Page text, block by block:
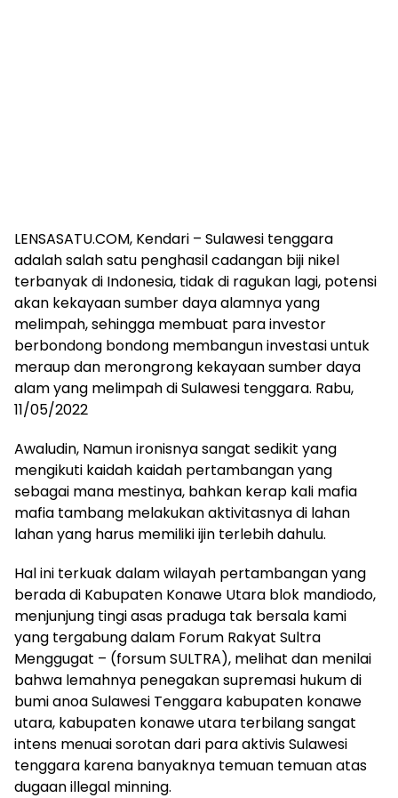
LENSASATU.COM, Kendari – Sulawesi tenggara
adalah salah satu penghasil cadangan biji nikel
terbanyak di Indonesia, tidak di ragukan lagi, potensi
akan kekayaan sumber daya alamnya yang
melimpah, sehingga membuat para investor
berbondong bondong membangun investasi untuk
meraup dan merongrong kekayaan sumber daya
alam yang melimpah di Sulawesi tenggara. Rabu,
11/05/2022
Awaludin, Namun ironisnya sangat sedikit yang
mengikuti kaidah kaidah pertambangan yang
sebagai mana mestinya, bahkan kerap kali mafia
mafia tambang melakukan aktivitasnya di lahan
lahan yang harus memiliki ijin terlebih dahulu.
Hal ini terkuak dalam wilayah pertambangan yang
berada di Kabupaten Konawe Utara blok mandiodo,
menjunjung tingi asas praduga tak bersala kami
yang tergabung dalam Forum Rakyat Sultra
Menggugat – (forsum SULTRA), melihat dan menilai
bahwa lemahnya penegakan supremasi hukum di
bumi anoa Sulawesi Tenggara kabupaten konawe
utara, kabupaten konawe utara terbilang sangat
intens menuai sorotan dari para aktivis Sulawesi
tenggara karena banyaknya temuan temuan atas
dugaan illegal minning.